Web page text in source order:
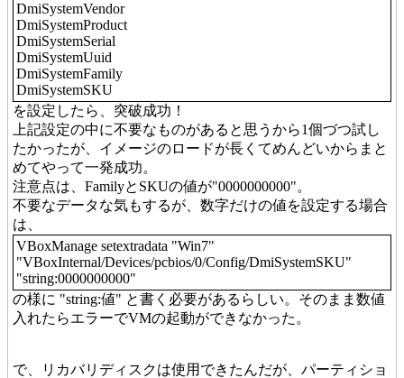
DmiSystemVendor
DmiSystemProduct
DmiSystemSerial
DmiSystemUuid
DmiSystemFamily
DmiSystemSKU
を設定したら、突破成功！
上記設定の中に不要なものがあると思うから1個づつ試し
たかったが、イメージのロードが長くてめんどいからまと
めてやって一発成功。
注意点は、FamilyとSKUの値が"0000000000"。
不要なデータな気もするが、数字だけの値を設定する場合
は、
VBoxManage setextradata "Win7"
"VBoxInternal/Devices/pcbios/0/Config/DmiSystemSKU"
"string:0000000000"
の様に "string:値" と書く必要があるらしい。そのまま数値
入れたらエラーでVMの起動ができなかった。
で、リカバリディスクは使用できたんだが、パーティショ